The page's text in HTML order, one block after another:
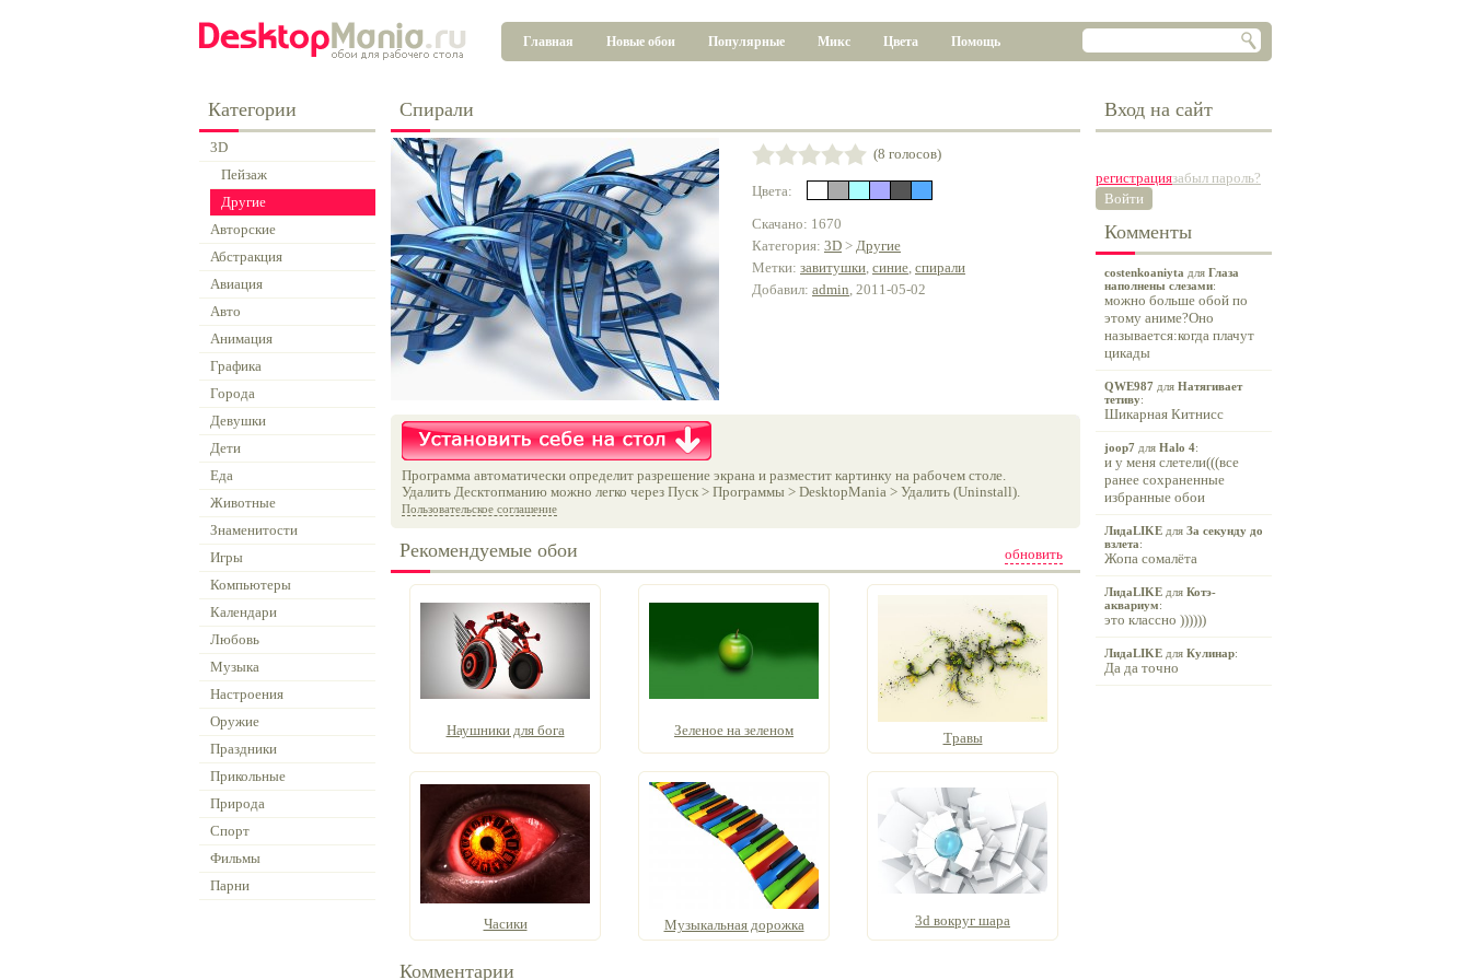
Главная Новые обои Популярные Микс Цвета Помощь
Категории
3D
Пейзаж
Другие
Авторские
Абстракция
Авиация
Авто
Анимация
Графика
Города
Девушки
Дети
Еда
Животные
Знаменитости
Игры
Компьютеры
Календари
Любовь
Музыка
Настроения
Оружие
Праздники
Прикольные
Природа
Спорт
Фильмы
Парни
Спирали
(8 голосов)
Цвета:
Скачано: 1670
Категория: 3D > Другие
Метки: завитушки, синие, спирали
Добавил: admin, 2011-05-02
Программа автоматически определит разрешение экрана и разместит картинку на рабочем столе.
Удалить Десктопманию можно легко через Пуск > Программы > DesktopMania > Удалить (Uninstall).
Пользовательское соглашение
обновить
Рекомендуемые обои
Наушники для бога Зеленое на зеленом Травы
Часики Музыкальная дорожка 3d вокруг шара
Комментарии
Вход на сайт
регистрациязабыл пароль?
Войти
Комменты
costenkoaniyta для Глаза
наполнены слезами:
можно больше обой по
этому аниме?Оно
называется:когда плачут
цикады
QWE987 для Натягивает
тетиву:
Шикарная Китнисс
joop7 для Halo 4:
и у меня слетели(((все
ранее сохраненные
избранные обои
ЛидаLIKE для За секунду до
взлета:
Жопа сомалёта
ЛидаLIKE для Котэ-
аквариум:
это классно ))))))
ЛидаLIKE для Кулинар:
Да да точно